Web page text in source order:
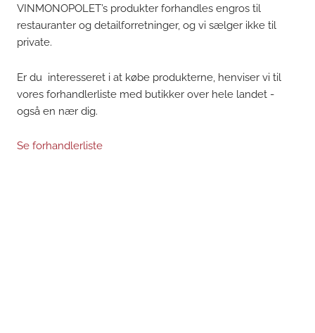
VINMONOPOLET’s produkter forhandles engros til
restauranter og detailforretninger, og vi sælger ikke til
private.
Er du interesseret i at købe produkterne, henviser vi til
vores forhandlerliste med butikker over hele landet -
også en nær dig.
Se forhandlerliste